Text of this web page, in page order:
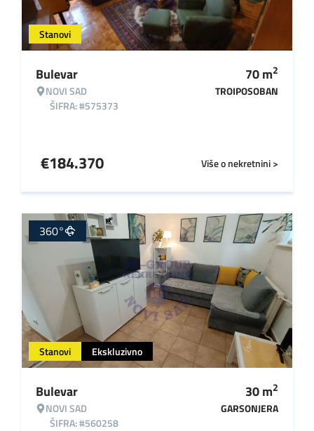
Stanovi
Bulevar
NOVI SAD
ŠIFRA: #575373
70m2
TROIPOSOBAN
Više o nekretnini >
€184.370
Stanovi Ekskluzivno
360°
Bulevar
NOVI SAD
ŠIFRA: #560258
30m2
GARSONJERA